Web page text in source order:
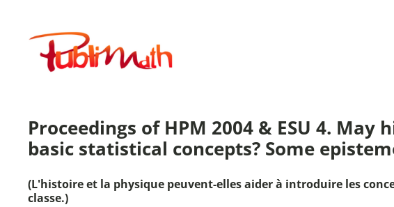
contenuPublimath
Proceedings of HPM 2004 & ESU 4.
basic statistical concepts? Some
(L'histoire et la physique peuvent-elles aider à introduire les
classe.)